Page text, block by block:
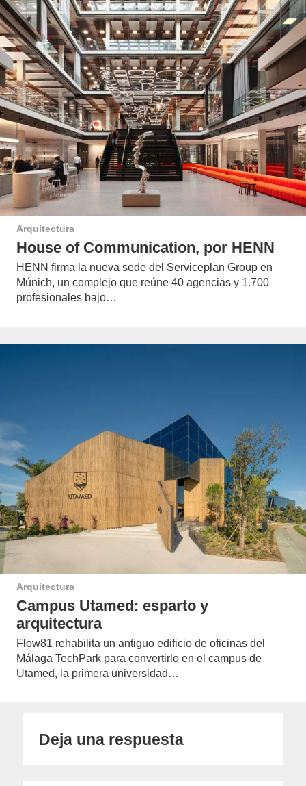
Arquitectura
House of Communication, por HENN
HENN firma la nueva sede del Serviceplan Group en
Múnich, un complejo que reúne 40 agencias y 1.700
profesionales bajo…
Arquitectura
Campus Utamed: esparto y
arquitectura
Flow81 rehabilita un antiguo edificio de oficinas del
Málaga TechPark para convertirlo en el campus de
Utamed, la primera universidad…
Deja una respuesta